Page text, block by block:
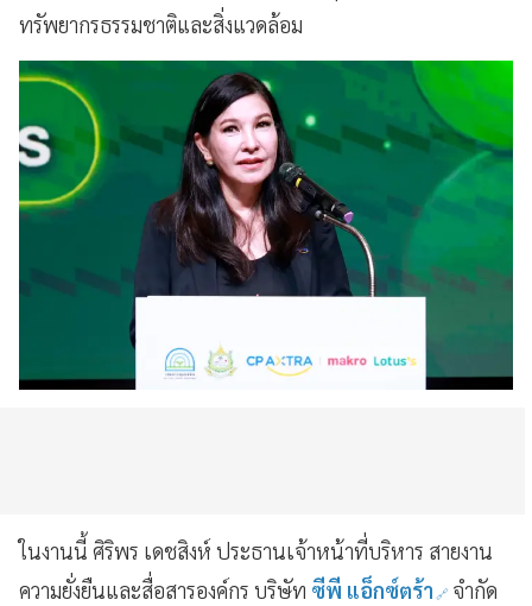
ทรัพยากรธรรมชาติและสิ่งแวดล้อม
ในงานนี้ ศิริพร เดชสิงห์ ประธานเจ้าหน้าที่บริหาร สายงาน
ความยั่งยืนและสื่อสารองค์กร บริษัท ซีพี แอ็กซ์ตร้า จำกัด